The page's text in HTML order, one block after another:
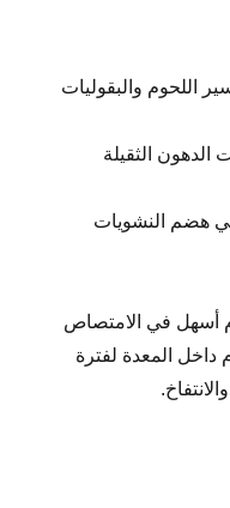
اللحوم والبقوليات
الدهون الثقيلة
هضم النشويات
أسهل في الامتصاص
داخل المعدة لفترة